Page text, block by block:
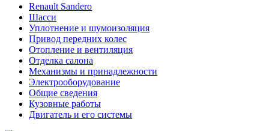
Renault Sandero
Шасси
Уплотнение и шумоизоляция
Привод передних колес
Отопление и вентиляция
Отделка салона
Механизмы и принадлежности
Электрооборудование
Общие сведения
Кузовные работы
Двигатель и его системы